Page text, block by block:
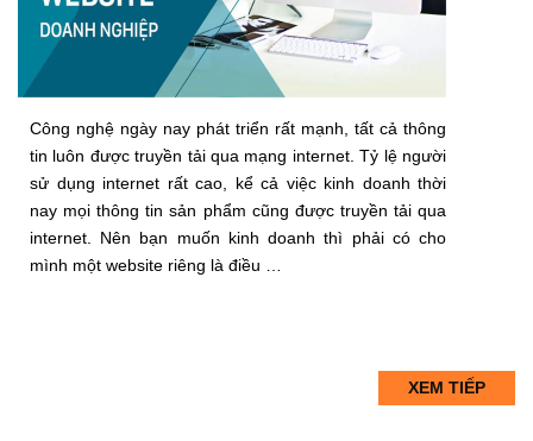
Công nghệ ngày nay phát triển rất mạnh, tất cả thông
tin luôn được truyền tải qua mạng internet. Tỷ lệ người
sử dụng internet rất cao, kể cả việc kinh doanh thời
nay mọi thông tin sản phẩm cũng được truyền tải qua
internet. Nên bạn muốn kinh doanh thì phải có cho
mình một website riêng là điều …
XEM TIẾP